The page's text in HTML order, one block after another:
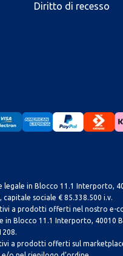
Diritto di recesso
legale in Blocco 11.1 Interporto,
capitale sociale € 85.338.500 i.v.
a prodotti offerti nel nostro e-
in Blocco 11.1 Interporto, 40010
a prodotti offerti sul